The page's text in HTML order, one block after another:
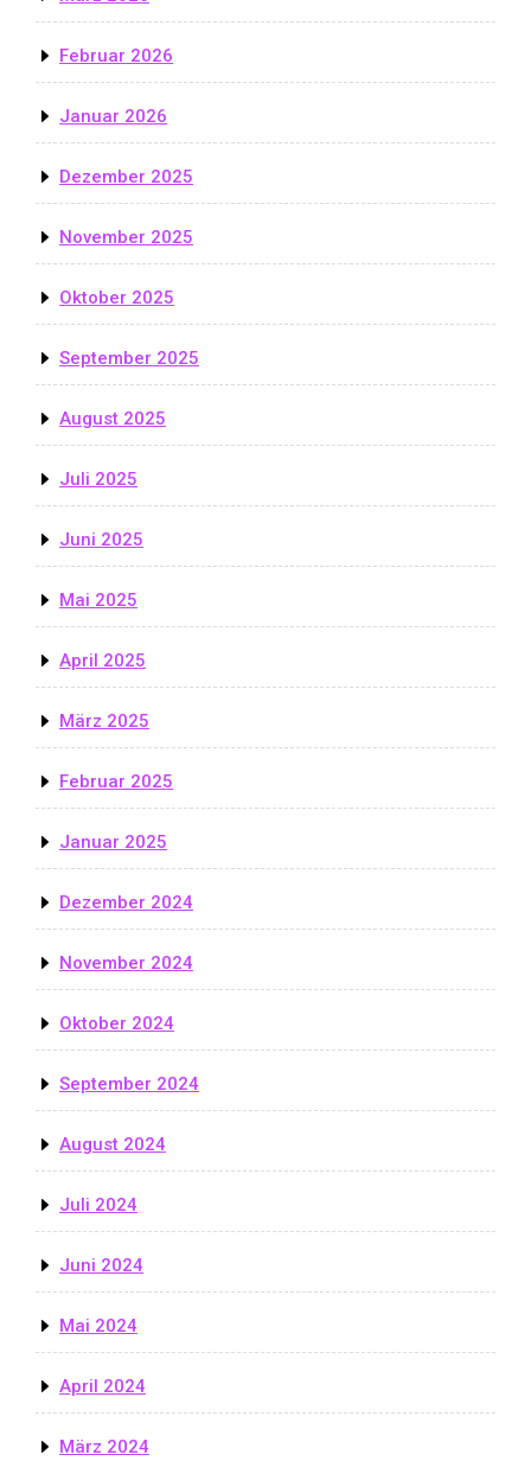
Februar 2026
Januar 2026
Dezember 2025
November 2025
Oktober 2025
September 2025
August 2025
Juli 2025
Juni 2025
Mai 2025
April 2025
März 2025
Februar 2025
Januar 2025
Dezember 2024
November 2024
Oktober 2024
September 2024
August 2024
Juli 2024
Juni 2024
Mai 2024
April 2024
März 2024